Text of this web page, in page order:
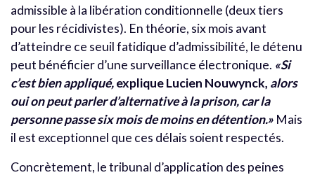
admissible à la libération conditionnelle (deux tiers
pour les récidivistes). En théorie, six mois avant
d’atteindre ce seuil fatidique d’admissibilité, le détenu
peut bénéficier d’une surveillance électronique. «Si
c’est bien appliqué,explique Lucien Nouwynck, alors
oui on peut parler d’alternative à la prison, car la
personne passe six mois de moins en détention.» Mais
il est exceptionnel que ces délais soient respectés.
Concrètement, le tribunal d’application des peines